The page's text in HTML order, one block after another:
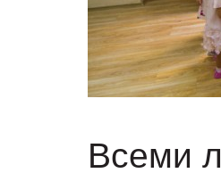
Всеми